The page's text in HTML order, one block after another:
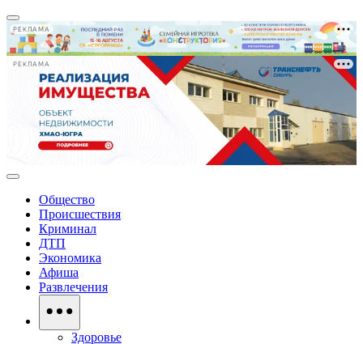
РЕКЛАМА
РЕКЛАМА
Общество
Происшествия
Криминал
ДТП
Экономика
Афиша
Развлечения
Здоровье